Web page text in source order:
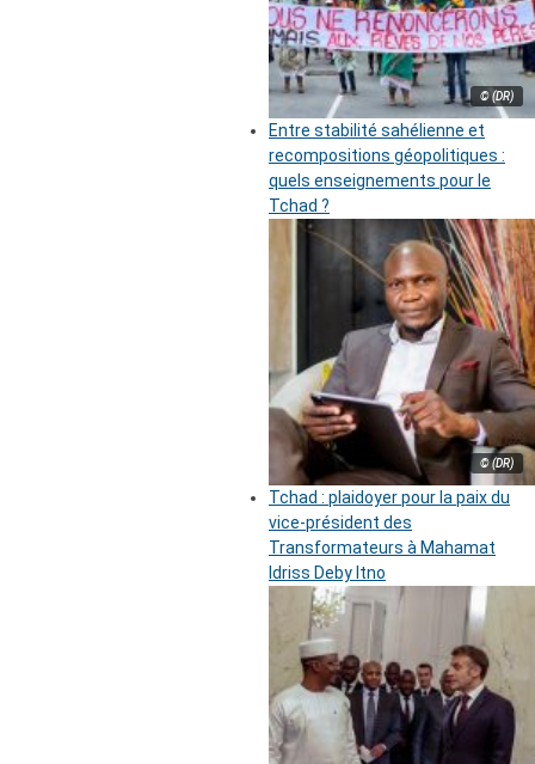
© (DR)
Entre stabilité sahélienne et
recompositions géopolitiques :
quels enseignements pour le
Tchad ?
© (DR)
Tchad : plaidoyer pour la paix du
vice-président des
Transformateurs à Mahamat
Idriss Deby Itno